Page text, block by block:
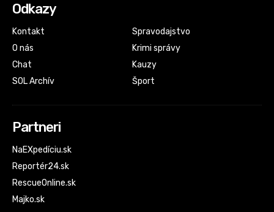
Odkazy
Kontakt
O nás
Chat
SOL Archív
Spravodajstvo
Krimi správy
Kauzy
Šport
Partneri
NaEXpedíciu.sk
Reportér24.sk
RescueOnline.sk
Majko.sk